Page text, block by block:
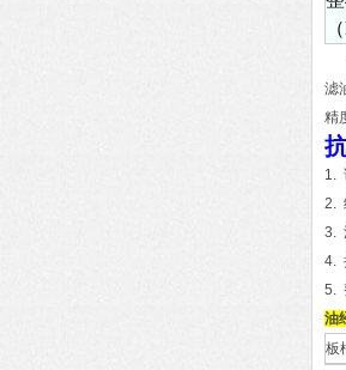
滤
精
1.
2.
3.
4.
5.
油
板